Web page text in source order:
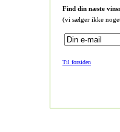
Find din næste
(vi sælger ikke
Til forsiden